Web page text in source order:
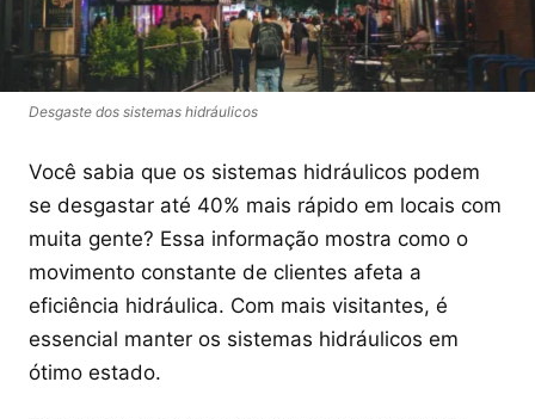
Desgaste dos sistemas hidráulicos
Você sabia que os sistemas hidráulicos podem
se desgastar até 40% mais rápido em locais com
muita gente? Essa informação mostra como o
movimento constante de clientes afeta a
eficiência hidráulica. Com mais visitantes, é
essencial manter os sistemas hidráulicos em
ótimo estado.